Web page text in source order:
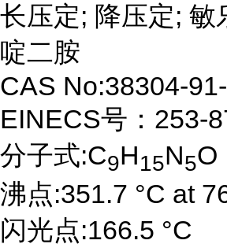
长压定; 降压定; 敏
啶二胺
CAS No:38304-
EINECS号：253-
分子式:C9H15N5O
沸点:351.7 °C at
闪光点:166.5 °C